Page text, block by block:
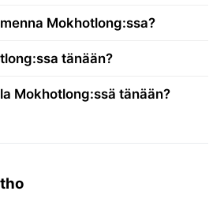
Mokhotlong:ssa?
tänään?
Mokhotlong:ssä tänään?